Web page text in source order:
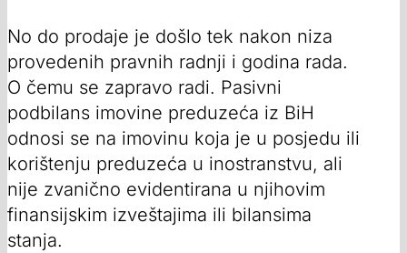
No do prodaje je došlo tek nakon niza
provedenih pravnih radnji i godina rada.
O čemu se zapravo radi. Pasivni
podbilans imovine preduzeća iz BiH
odnosi se na imovinu koja je u posjedu ili
korištenju preduzeća u inostranstvu, ali
nije zvanično evidentirana u njihovim
finansijskim izveštajima ili bilansima
stanja.